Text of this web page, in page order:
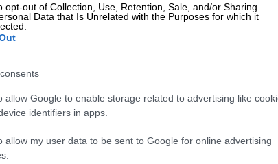
opt-out of Collection, Use, Retention, Sale, and/or Sharing
Data that Is Unrelated with the Purposes for which it
allow Google to enable storage related to advertising like
identifiers in apps.
allow my user data to be sent to Google for online advertising